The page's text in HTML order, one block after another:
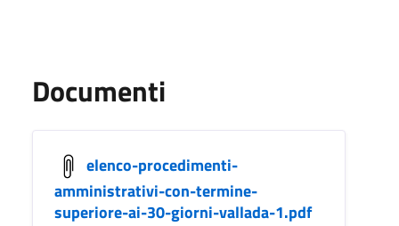
Documenti
elenco-procedimenti-
amministrativi-con-termine-
superiore-ai-30-giorni-vallada-1.pdf